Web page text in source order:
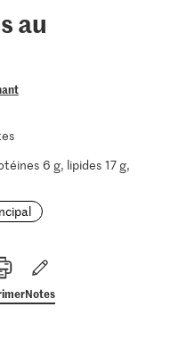
au
6 g, lipides 17 g,
Notes